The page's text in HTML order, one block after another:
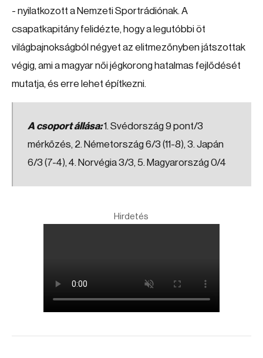
- nyilatkozott a Nemzeti Sportrádiónak. A
csapatkapitány felidézte, hogy a legutóbbi öt
világbajnokságból négyet az elitmezőnyben játszottak
végig, ami a magyar női jégkorong hatalmas fejlődését
mutatja, és erre lehet építkezni.
A csoport állása:1. Svédország 9 pont/3
mérkőzés, 2. Németország 6/3 (11-8), 3. Japán
6/3 (7-4), 4. Norvégia 3/3, 5. Magyarország 0/4
Hirdetés